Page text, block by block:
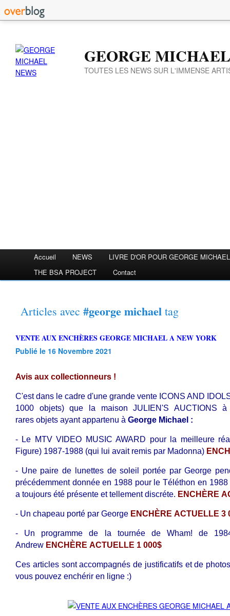
GEORGE
TOUTES LES NEWS SUR L'IMMENSE
Accueil NEWS
LIVRE D'OR POUR GEORGE MICHAEL
THE BSA PROJECT
Contact
Articles avec #george michael tag
VENTE AUX ENCHÈRES GEORGE MICHAEL A NEW YORK
Publié le 16 Novembre 2021
Avis aux collectionneurs !
C'est dans le cadre d'une grande vente ICONS AND
1000 objets) que la maison JULIEN'S AUCTIONS
rares objets ayant appartenu à George Michael :
- Le MTV VIDEO MUSIC AWARD pour la meilleure
Figure) 1987-1988 (qui lui avait remis par Madonna)
- Une paire de lunettes de soleil portée par George
précédemment donnée en 1988 pour le Téléthon en
a toujours été présente et tellement discréte. ENCHÈRE
- Un chapeau porté par George ENCHÈRE ACTUELLE 3
- Un programme de la tournée de Wham! de
Andrew ENCHÈRE ACTUELLE 1 000$
Ces articles sont accompagnés de justificatifs et de
vous pouvez enchérir en ligne :)